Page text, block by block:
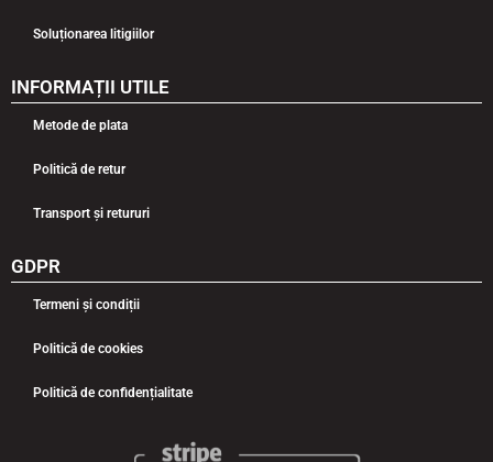
Soluționarea litigiilor
INFORMAȚII UTILE
Metode de plata
Politică de retur
Transport și retururi
GDPR
Termeni și condiții
Politică de cookies
Politică de confidențialitate